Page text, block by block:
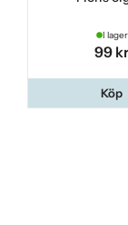
I lager
99 kr
Köp